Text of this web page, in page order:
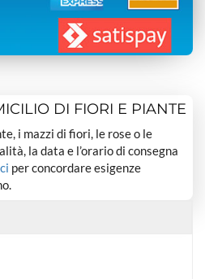
DI FIORI E PIANTE
i mazzi di fiori, le rose o le
la data e l’orario di consegna
per concordare esigenze